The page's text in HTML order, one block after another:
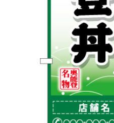
カルチャー・教養
車・バイク関連
OTHER ITEMS
お届け納期と配送方法
お支払方法
オリジナルオーダー制作